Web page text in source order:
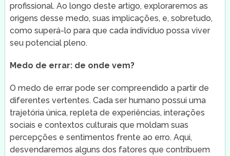
profissional. Ao longo deste artigo, exploraremos as
origens desse medo, suas implicações, e, sobretudo,
como superá-lo para que cada indivíduo possa viver
seu potencial pleno.
Medo de errar: de onde vem?
O medo de errar pode ser compreendido a partir de
diferentes vertentes. Cada ser humano possui uma
trajetória única, repleta de experiências, interações
sociais e contextos culturais que moldam suas
percepções e sentimentos frente ao erro. Aqui,
desvendaremos alguns dos fatores que contribuem